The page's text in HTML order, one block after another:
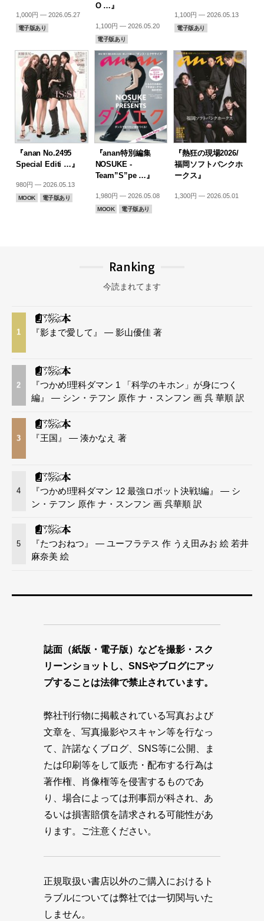
1,000円 — 2026.05.27
電子版あり
O …』
1,100円 — 2026.05.20
電子版あり
1,100円 — 2026.05.13
電子版あり
『anan No.2495
Special Editi …』
980円 — 2026.05.13
MOOK 電子版あり
『anan特別編集
NOSUKE -
Team”S”pe …』
1,980円 — 2026.05.08
MOOK 電子版あり
『熱狂の現場2026/
福岡ソフトバンクホ
ークス』
1,300円 — 2026.05.01
Ranking
今読まれてます
1 『影まで愛して』 — 影山優佳 著
2
『つかめ!理科ダマン 1 「科学のキホン」が身につく
編』 — シン・テフン 原作 ナ・スンフン 画 呉 華順 訳
3 『王国』 — 湊かなえ 著
4
『つかめ!理科ダマン 12 最強ロボット決戦!編』 — シ
ン・テフン 原作 ナ・スンフン 画 呉華順 訳
5
『たつおねつ』 — ユーフラテス 作 うえ田みお 絵 若井
麻奈美 絵
誌面（紙版・電子版）などを撮影・スク
リーンショットし、SNSやブログにアッ
プすることは法律で禁止されています。
弊社刊行物に掲載されている写真および
文章を、写真撮影やスキャン等を行なっ
て、許諾なくブログ、SNS等に公開、ま
たは印刷等をして販売・配布する行為は
著作権、肖像権等を侵害するものであ
り、場合によっては刑事罰が科され、あ
るいは損害賠償を請求される可能性があ
ります。ご注意ください。
正規取扱い書店以外のご購入におけるト
ラブルについては弊社では一切関与いた
しません。